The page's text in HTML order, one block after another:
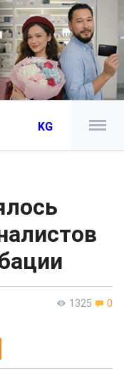
KG
1325 0